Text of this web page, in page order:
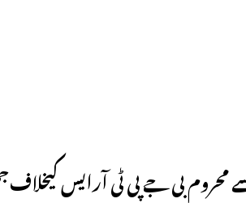
محروم بی جے پی ٹی آرایس